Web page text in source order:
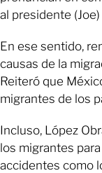
al presidente
En ese sentido,
causas de la
Reiteró que
migrantes de los
Incluso, López
los migrantes
accidentes como